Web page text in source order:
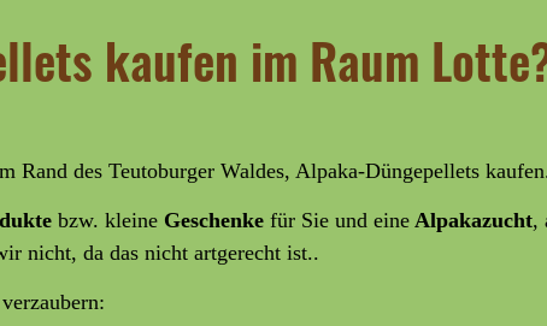
kaufen im Raum
Rand des Teutoburger Waldes, Alpaka-Düngepellets
bzw. kleine Geschenke für Sie und eine Alpakazucht,
nicht, da das nicht artgerecht ist..